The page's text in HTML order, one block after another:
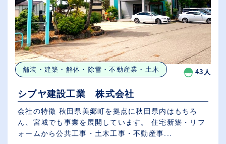
舗装・建築・解体・除雪・不動産業・土木 43人
シブヤ建設工業 株式会社
会社の特徴 秋田県美郷町を拠点に秋田県内はもちろ
ん、宮城でも事業を展開しています。 住宅新築・リフ
ォームから公共工事・土木工事・不動産事...